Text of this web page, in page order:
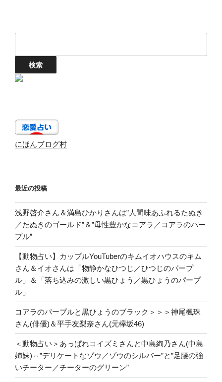
にほんブログ村
最近の投稿
浅野啓介さん＆満島ひかりさんは”人間味あふれるたぬき
／たぬきのゴールド”＆”母性豊かなコアラ／コアラのパー
プル”
【動物占い】カップルYouTuberのキムイオハウスのキム
さん＆イオさんは「物静かなひつじ／ひつじのパープ
ル」＆「落ち込みの激しい黒ひょう／黒ひょうのパープ
ル」
コアラのパープルと黒ひょうのブラック＞＞＞神尾楓珠
さん(俳優)＆平手友梨奈さん(元欅坂46)
＜動物占い＞あっぱれコイズミさんと中島絢乃さん(中島
姉妹)⇔”デリケートなゾウ／ゾウのシルバー”と”足腰の強
いチーター／チーターのグリーン”